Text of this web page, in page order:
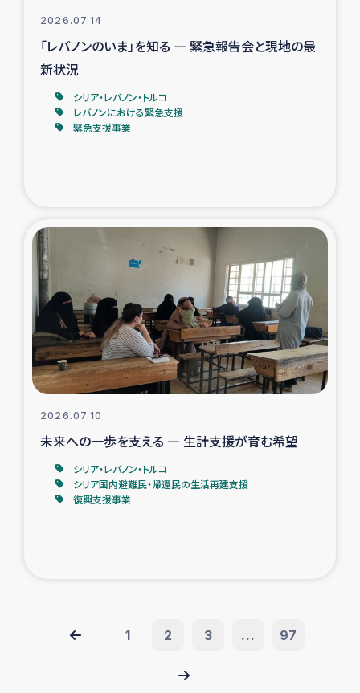
2026.07.14
「レバノンのいま」を知る ― 緊急報告会と現地の最
新状況
シリア・レバノン・トルコ
レバノンにおける緊急支援
緊急支援事業
2026.07.10
未来への一歩を支える ― 生計支援が育む希望
シリア・レバノン・トルコ
シリア国内避難民・帰還民の生活再建支援
復興支援事業
1 2 3 ... 97